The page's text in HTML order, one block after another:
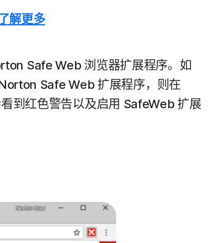
解更多
Safe Web 浏览器扩展程序。如
Safe Web 扩展程序，则在
到红色警告以及启用 SafeWeb 扩展